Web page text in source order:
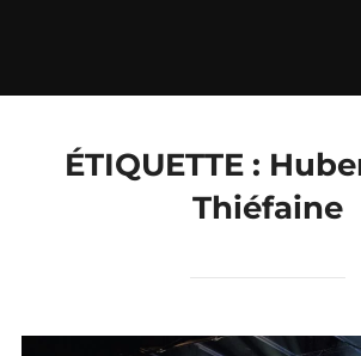
ÉTIQUETTE :
Thiéfaine